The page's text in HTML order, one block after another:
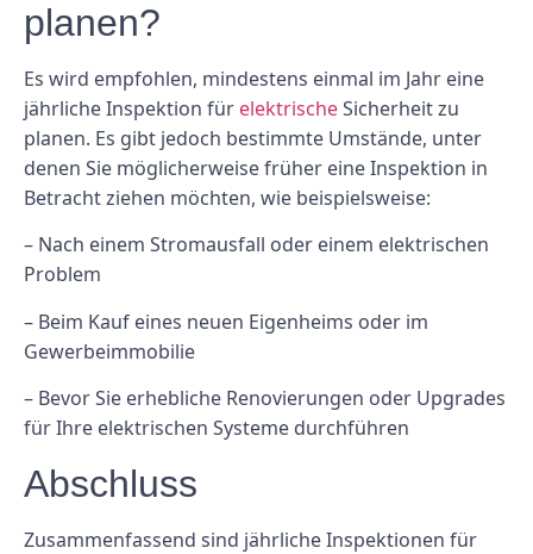
planen?
Es wird empfohlen, mindestens einmal im Jahr eine
jährliche Inspektion für elektrischeSicherheit zu
planen. Es gibt jedoch bestimmte Umstände, unter
denen Sie möglicherweise früher eine Inspektion in
Betracht ziehen möchten, wie beispielsweise:
– Nach einem Stromausfall oder einem elektrischen
Problem
– Beim Kauf eines neuen Eigenheims oder im
Gewerbeimmobilie
– Bevor Sie erhebliche Renovierungen oder Upgrades
für Ihre elektrischen Systeme durchführen
Abschluss
Zusammenfassend sind jährliche Inspektionen für